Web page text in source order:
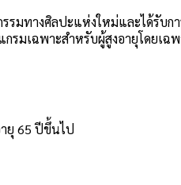
มทางศิลปะแห่งใหม่และได้รับก
รมเฉพาะสำหรับผู้สูงอายุโดย
ยุ 65 ปีขึ้นไป